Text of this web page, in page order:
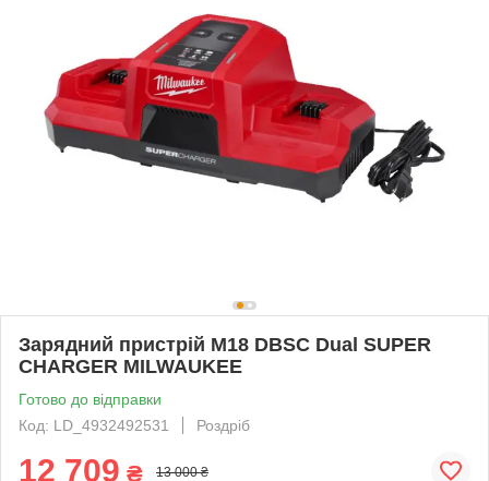
Зарядний пристрій M18 DBSC Dual SUPER
CHARGER MILWAUKEE
Готово до відправки
Код: LD_4932492531
Роздріб
12 709 ₴ 13 000 ₴